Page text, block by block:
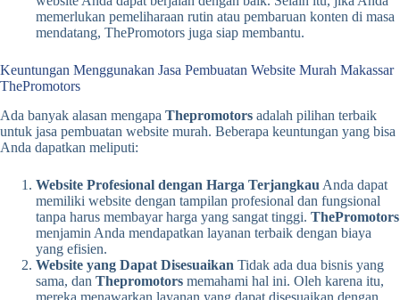
memerlukan pemeliharaan rutin atau pembaruan konten di masa
mendatang, ThePromotors juga siap membantu.
Keuntungan Menggunakan Jasa Pembuatan Website Murah Makassar
ThePromotors
Ada banyak alasan mengapa Thepromotors adalah pilihan terbaik
untuk jasa pembuatan website murah. Beberapa keuntungan yang bisa
Anda dapatkan meliputi:
Website Profesional dengan Harga Terjangkau Anda dapat
memiliki website dengan tampilan profesional dan fungsional
tanpa harus membayar harga yang sangat tinggi. ThePromotors
menjamin Anda mendapatkan layanan terbaik dengan biaya
yang efisien.
Website yang Dapat Disesuaikan Tidak ada dua bisnis yang
sama, dan Thepromotors memahami hal ini. Oleh karena itu,
mereka menawarkan layanan yang dapat disesuaikan dengan